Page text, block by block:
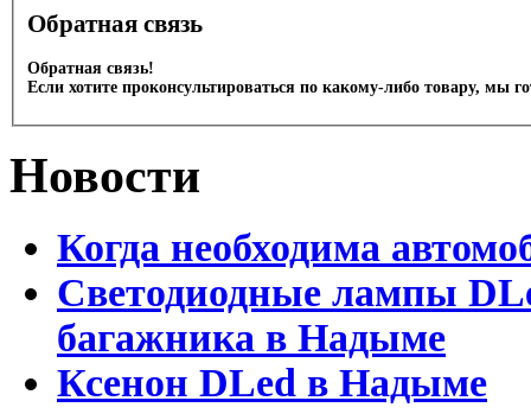
Обратная связь
Обратная связь!
Если хотите проконсультироваться по какому-либо товару, мы
Новости
Когда необходима
Светодиодные лампы
багажника в Надыме
Ксенон DLed в Надыме